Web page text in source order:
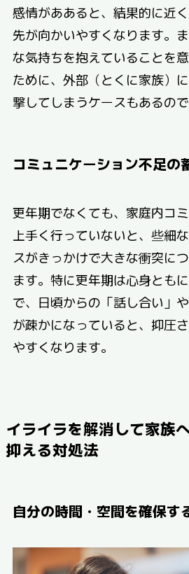
感情がああると、結果的に近
先が向かいやすくなります。
な気持ちを抱えていることを
ために、外部（とくに家族）
撃してしまうケースもあるので
コミュニケーション不足の
更年期でなくても、家庭内コ
上手く行っていないと、些細
スがきっかけで大きな衝突に
ます。特に更年期は心身とも
で、日頃からの「話し合い」
が疎かになっていると、抑圧
やすくなります。
イライラを解消して家族
抑える対処法
自分の時間・空間を確保す